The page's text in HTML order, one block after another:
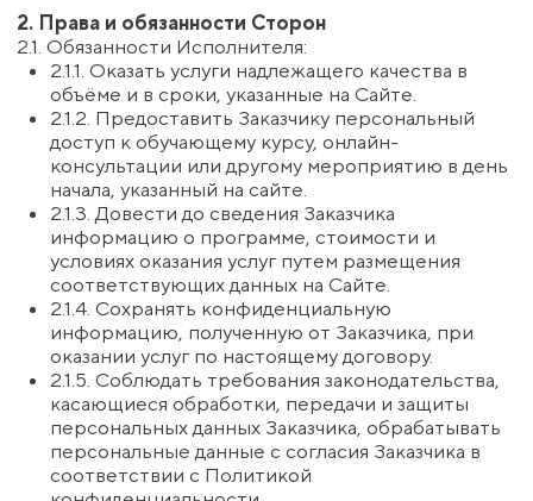
использование материалов без письменного
разрешения Исполнителя запрещено.
2.3. Обязанности Заказчика:
2.3.1. Предоставить Исполнителю достоверные
данные, необходимые для регистрации и
оказания услуг.
2.3.2. Своевременно и самостоятельно
знакомиться с графиком мероприятий,
выполнять задания, рекомендации и инструкции
Исполнителя.
2.3.3. Не осуществлять запись, не
распространять, не копировать, не публиковать
и не передавать третьим лицам информацию и
материалы Исполнителя в коммерческих или
некоммерческих целях; не создавать на их
основе информационные продукты для
извлечения прибыли, а также не использовать
эту информацию каким-либо иным образом,
кроме как для личного пользования.
2.3.4. Не передавать реквизиты доступа к Сайту
или услугам третьим лицам и не использовать
совместно услуги без письменного разрешения
Исполнителя.
2.3.5. Не использовать аудио-, фото- и
видеосъёмку во время мероприятий без
письменного согласия Исполнителя.
2.3.6. Заказчик несёт ответственность за
добросовестное выполнение домашних